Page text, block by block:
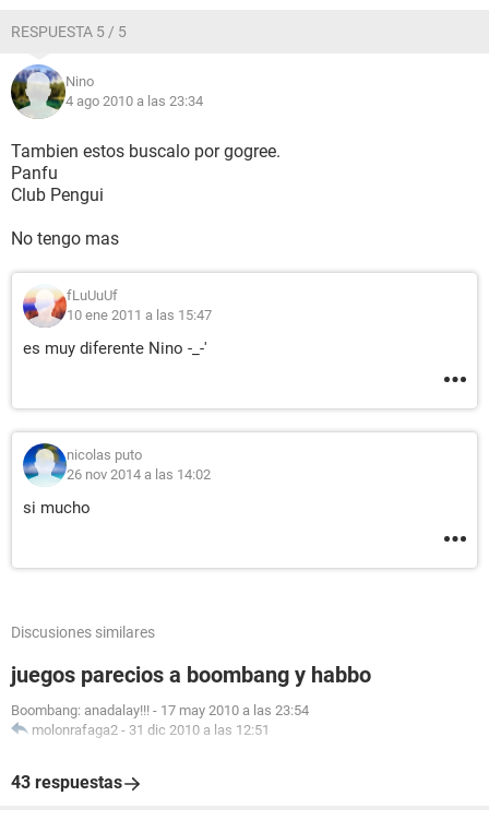
RESPUESTA 5 / 5
Nino
4 ago 2010 a las 23:34
Tambien estos buscalo por gogree.
Panfu
Club Pengui
No tengo mas
fLuUuUf
10 ene 2011 a las 15:47
es muy diferente Nino -_-'
nicolas puto
26 nov 2014 a las 14:02
si mucho
Discusiones similares
juegos parecios a boombang y habbo
Boombang: anadalay!!! - 17 may 2010 a las 23:54
molonrafaga2 - 31 dic 2010 a las 12:51
43 respuestas